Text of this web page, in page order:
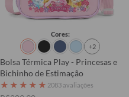
Cores:
+2
Bolsa Térmica Play - Princesas e
Bichinho de Estimação
★ ★ ★ ★ ★ 2083 avaliações